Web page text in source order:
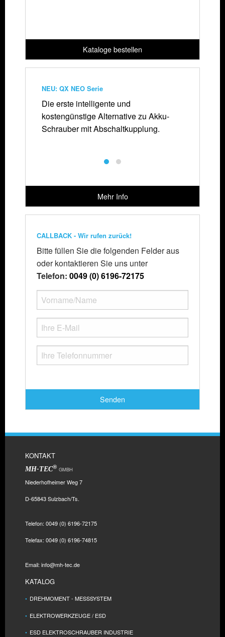
Kataloge bestellen
NEU: QX NEO Serie
Die erste intelligente und
kostengünstige Alternative zu Akku-
Schrauber mit Abschaltkupplung.
Mehr Info
CALLBACK - Wir rufen zurück!
Bitte füllen Sie die folgenden Felder aus
oder kontaktieren Sie uns unter
Telefon: 0049 (0) 6196-72175
Senden
KONTAKT
MH-TEC® GMBH
Niederhofheimer Weg 7
D-65843 Sulzbach/Ts.
Telefon: 0049 (0) 6196-72175
Telefax: 0049 (0) 6196-74815
Email: info@mh-tec.de
KATALOG
DREHMOMENT - MESSSYSTEM
ELEKTROWERKZEUGE / ESD
ESD ELEKTROSCHRAUBER INDUSTRIE